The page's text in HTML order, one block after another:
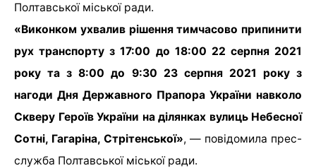
Полтавської міської ради.
«Виконком ухвалив рішення тимчасово припинити
рух транспорту з 17:00 до 18:00 22 серпня 2021
року та з 8:00 до 9:30 23 серпня 2021 року з
нагоди Дня Державного Прапора України навколо
Скверу Героїв України на ділянках вулиць Небесної
Сотні, Гагаріна, Стрітенської», — повідомила прес-
служба Полтавської міської ради.